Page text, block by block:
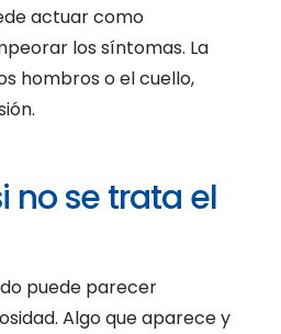
actuar como
los síntomas. La
hombros o el cuello,
no se trata el
puede parecer
Algo que aparece y